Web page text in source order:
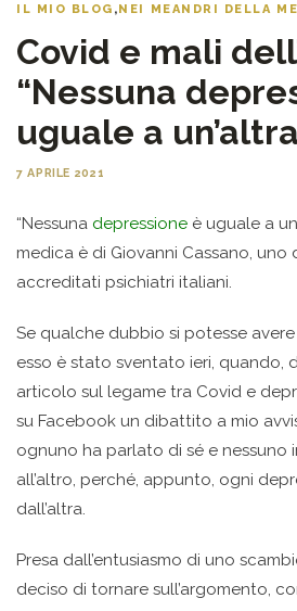
IL MIO BLOG , NEI MEANDRI DELLA
Covid e mali
“Nessuna
uguale a
7 APRILE 2021
“Nessuna depressione è uguale a
medica è di Giovanni Cassano, uno
accreditati psichiatri italiani.
Se qualche dubbio si potesse
esso è stato sventato ieri, quando,
articolo sul legame tra Covid e
su Facebook un dibattito a mio
ognuno ha parlato di sé e nessuno
all’altro, perché, appunto, ogni
dall’altra.
Presa dall’entusiasmo di uno
deciso di tornare sull’argomento,